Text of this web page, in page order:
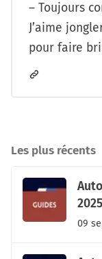
– Toujours
J’aime
pour faire
Les plus récents
2025
09